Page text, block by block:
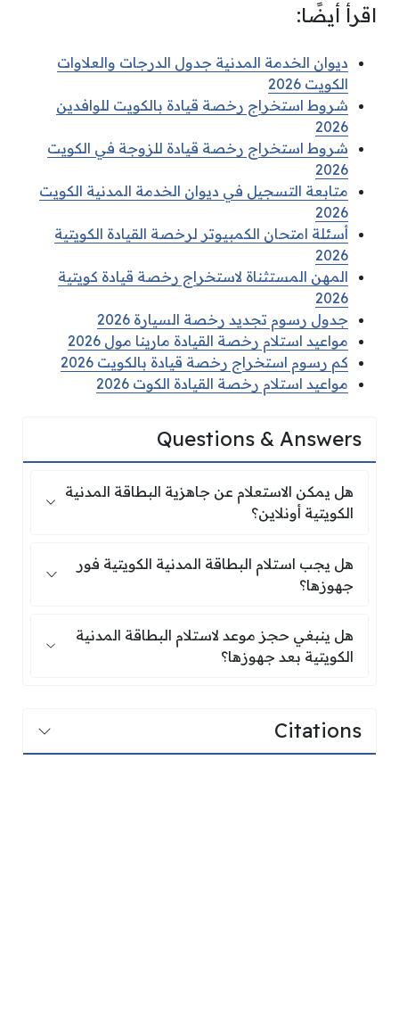
اقرأ أيضًا:
ديوان الخدمة المدنية جدول الدرجات والعلاوات
الكويت 2026
شروط استخراج رخصة قيادة بالكويت للوافدين
2026
شروط استخراج رخصة قيادة للزوجة في الكويت
2026
متابعة التسجيل في ديوان الخدمة المدنية الكويت
2026
أسئلة امتحان الكمبيوتر لرخصة القيادة الكويتية
2026
المهن المستثناة لاستخراج رخصة قيادة كويتية
2026
جدول رسوم تجديد رخصة السيارة 2026
مواعيد استلام رخصة القيادة مارينا مول 2026
كم رسوم استخراج رخصة قيادة بالكويت 2026
مواعيد استلام رخصة القيادة الكوت 2026
Questions & Answers
هل يمكن الاستعلام عن جاهزية البطاقة المدنية
هل يمكن الاستعلام عن جاهزية البطاقة المدنية
الكويتية أونلاين؟
هل يجب استلام البطاقة المدنية الكويتية فور
هل يجب استلام البطاقة المدنية الكويتية فور
جهوزها؟
هل ينبغي حجز موعد لاستلام البطاقة المدنية
هل ينبغي حجز موعد لاستلام البطاقة المدنية
الكويتية بعد جهوزها؟
Citations